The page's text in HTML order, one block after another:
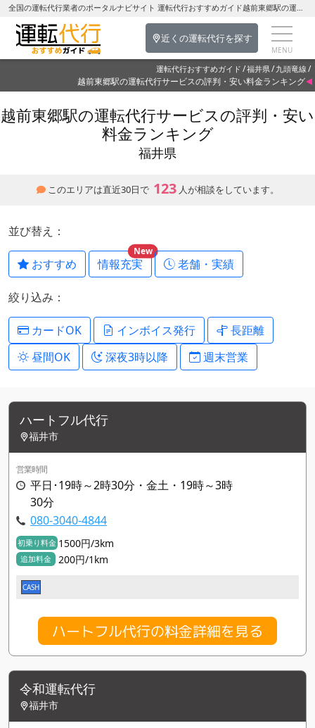
全国の運転代行業者のポータルナビサイト 運転代行おすすめガイド越前東郷駅の運転代行を探す-福井県の運転代行
近くの運転代行を探す
運転代行おすすめガイド 福井県 九頭竜線
越前東郷駅の運転代行サービスの評判・安い料金ランキング
越前東郷駅の運転代行サービスの評判・安い
料金ランキング
福井県
このエリアは直近30日で 123 人が相談をしています。
並び替え：
おすすめ 情報充実
New
老舗・実績
絞り込み：
カードOK インボイス発行
長距離
昼間OK
深夜3時以降 週末営業
ハートフル代行
福井市
営業時間
平日･19時～2時30分・金土・19時～3時
30分
080-3040-4844
初乗り料金 1500円/3km
追加料金 200円/1km
CASH
ハートフル代行の料金詳細を見る
令和運転代行
福井市